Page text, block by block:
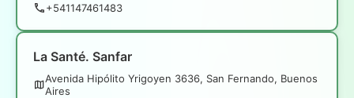
+541147461483
La Santé. Sanfar
Avenida Hipólito Yrigoyen 3636, San Fernando, Buenos
Aires